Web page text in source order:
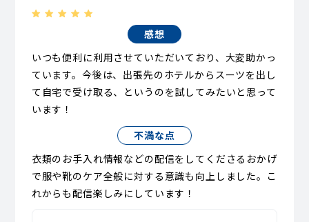
感想
いつも便利に利用させていただいており、大変助かっ
ています。今後は、出張先のホテルからスーツを出し
て自宅で受け取る、というのを試してみたいと思って
います！
不満な点
衣類のお手入れ情報などの配信をしてくださるおかげ
で服や靴のケア全般に対する意識も向上しました。こ
れからも配信楽しみにしています！